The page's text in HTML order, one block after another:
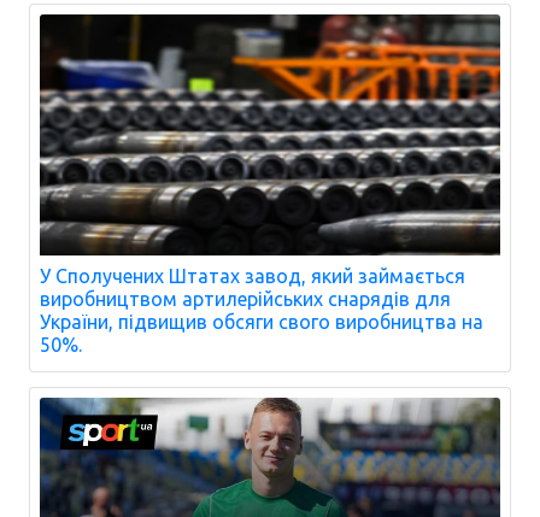
У Сполучених Штатах завод, який займається
виробництвом артилерійських снарядів для
України, підвищив обсяги свого виробництва на
50%.